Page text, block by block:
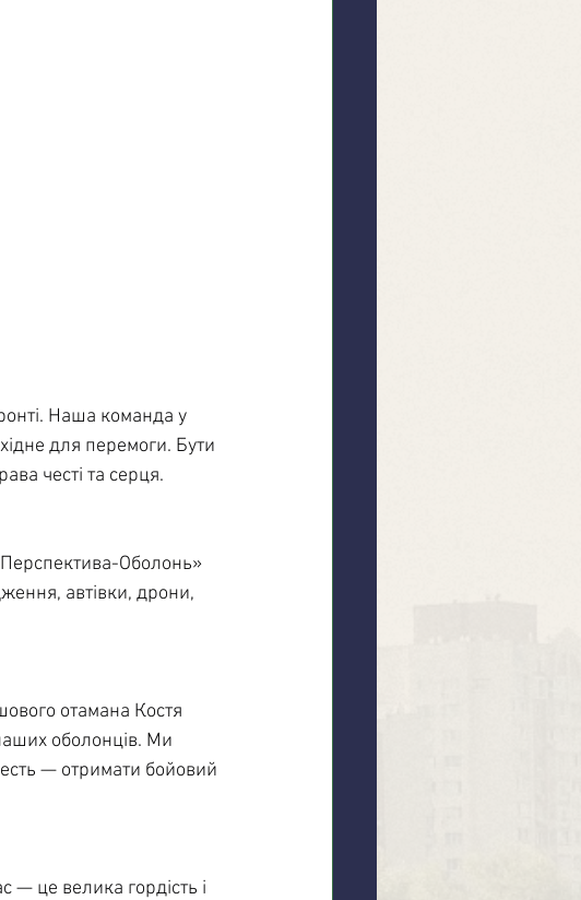
Наша команда у
для перемоги. Бути
честі та серця.
Оболонь»
автівки, дрони,
отамана Костя
оболонців. Ми
— отримати бойовий
— це велика гордість і